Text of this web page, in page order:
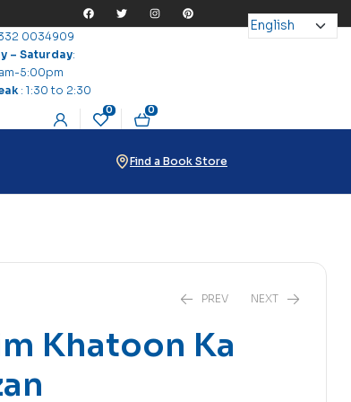
0034909
– Saturday:
5:00pm
: 1:30 to 2:30
0 0
Find a Book Store
PREV NEXT
Khatoon Ka